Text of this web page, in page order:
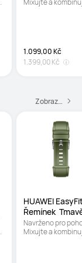
Mixujte a
1.099,00 Kč
1.399,00 Kč
Zobrazit všechny příslušenství
HUAWEI
Řemínek
Zelený
Navrženo pro
Mixujte a